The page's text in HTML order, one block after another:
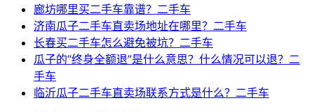
廊坊哪里买二手车靠谱？二手车
济南瓜子二手车直卖场地址在哪里？二手车
长春买二手车怎么避免被坑？二手车
瓜子的“终身全额退”是什么意思？什么情况可以退？二
手车
临沂瓜子二手车直卖场联系方式是什么？二手车